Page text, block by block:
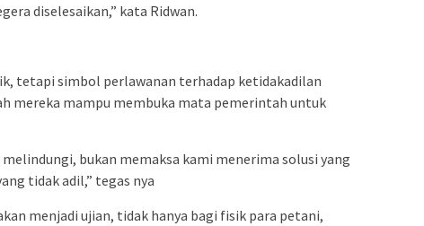
diselesaikan,” kata Ridwan.
tetapi simbol perlawanan terhadap ketidakadilan
mereka mampu membuka mata pemerintah untuk
bukan memaksa kami menerima solusi yang
tidak adil,” tegas nya
menjadi ujian, tidak hanya bagi fisik para petani,